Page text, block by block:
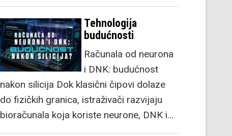
Tehnologija
budućnosti
Računala od neurona
i DNK: budućnost
nakon silicija Dok klasični čipovi dolaze
do fizičkih granica, istraživači razvijaju
bioračunala koja koriste neurone, DNK i…